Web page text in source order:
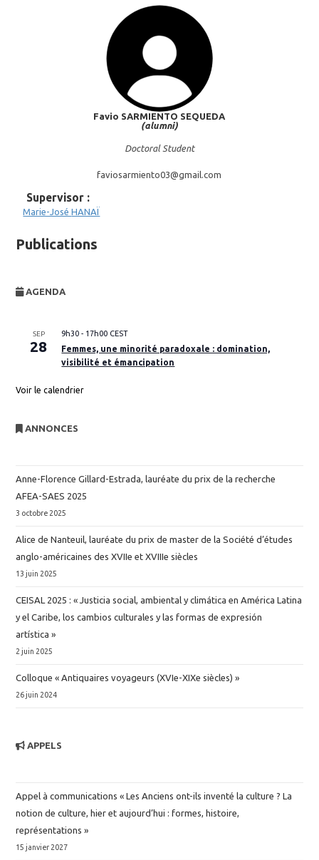
Favio SARMIENTO SEQUEDA
(alumni)
Doctoral Student
faviosarmiento03@gmail.com
Supervisor :
Marie-JoséHANAÏ
Publications
AGENDA
SEP
28
9h30 - 17h00 CEST
Femmes, une minorité paradoxale : domination,
visibilité et émancipation
Voir le calendrier
ANNONCES
Anne-Florence Gillard-Estrada, lauréate du prix de la recherche
AFEA-SAES 2025
3 octobre 2025
Alice de Nanteuil, lauréate du prix de master de la Société d’études
anglo-américaines des XVIIe et XVIIIe siècles
13 juin 2025
CEISAL 2025 : « Justicia social, ambiental y climática en América Latina
y el Caribe, los cambios culturales y las formas de expresión
artística »
2 juin 2025
Colloque « Antiquaires voyageurs (XVIe-XIXe siècles) »
26 juin 2024
APPELS
Appel à communications « Les Anciens ont-ils inventé la culture ? La
notion de culture, hier et aujourd’hui : formes, histoire,
représentations »
15 janvier 2027